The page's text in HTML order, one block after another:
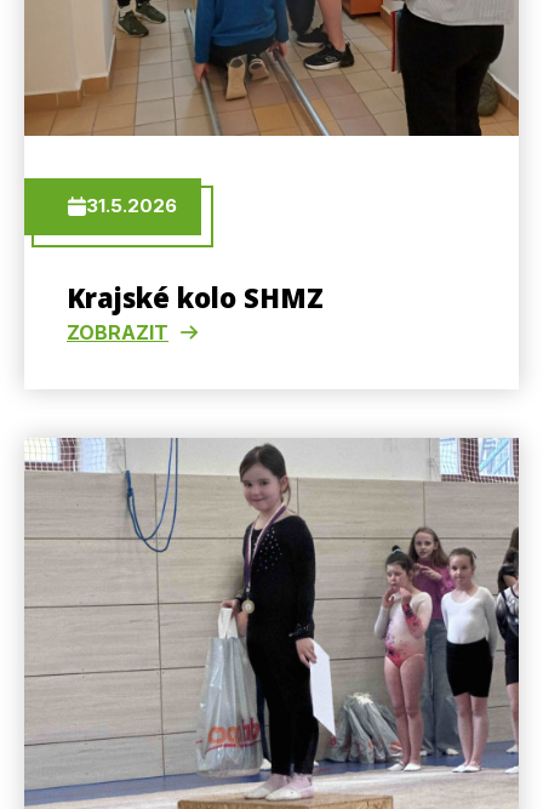
31.5.2026
Krajské kolo SHMZ
ZOBRAZIT